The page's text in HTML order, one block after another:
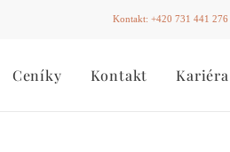
Kontakt: +420 731 441 276
Ceníky Kontakt Kariéra